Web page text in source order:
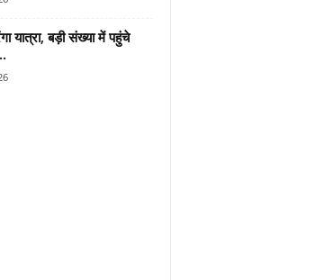
यात्रा, बड़ी संख्या में पहुंचे